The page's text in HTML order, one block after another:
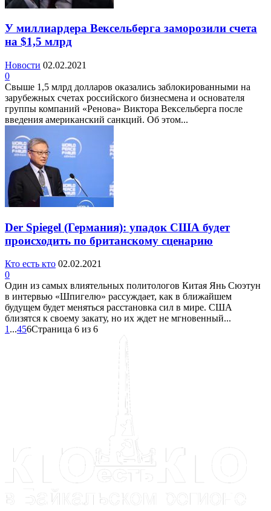
У миллиардера Вексельберга заморозили счета
на $1,5 млрд
Новости 02.02.2021
0
Свыше 1,5 млрд долларов оказались заблокированными на
зарубежных счетах российского бизнесмена и основателя
группы компаний «Ренова» Виктора Вексельберга после
введения американский санкций. Об этом...
Der Spiegel (Германия): упадок США будет
происходить по британскому сценарию
Кто есть кто 02.02.2021
0
Один из самых влиятельных политологов Китая Янь Сюэтун
в интервью «Шпигелю» рассуждает, как в ближайшем
будущем будет меняться расстановка сил в мире. США
близятся к своему закату, но их ждет не мгновенный...
1...456Страница 6 из 6